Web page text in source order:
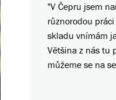
"V Čepru jsem
různorodou
skladu vnímám
Většina z nás tu
můžeme se na